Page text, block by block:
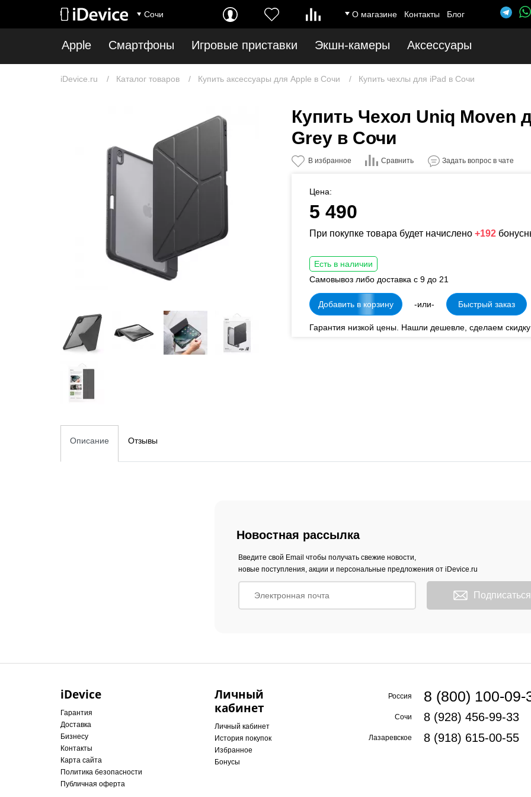
Сочи О магазине Контакты Блог
Apple Смартфоны Игровые приставки Экшн-камеры Аксессуары
iDevice.ru Каталог товаров Купить аксессуары для Apple в Сочи Купить чехлы для iPad в Сочи
Купить Чехол Uniq Moven
Grey в Сочи
В избранное Сравнить Задать вопрос в чате
Цена:
5 490
При покупке товара будет начислено +192
Есть в наличии
Самовывоз либо доставка с 9 до 21
Добавить в корзину -или- Быстрый заказ
Гарантия низкой цены. Нашли дешевле, сделаем
Описание Отзывы
Новостная рассылка
Введите свой Email чтобы получать свежие новости,
новые поступления, акции и персональные предложения от iDevice.ru
Подписаться
iDevice
Гарантия
Доставка
Бизнесу
Контакты
Карта сайта
Политика безопасности
Публичная оферта
Личный
кабинет
Личный кабинет
История покупок
Избранное
Бонусы
Россия 8 (800) 100-09-
Сочи 8 (928) 456-99-33
Лазаревское 8 (918) 615-00-55